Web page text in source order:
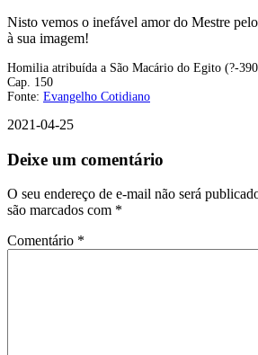
Nisto vemos o inefável amor do Mestre
à sua imagem!
Homilia atribuída a São Macário do Egito (?-
Cap. 150
Fonte: Evangelho Cotidiano
2021-04-25
Deixe um comentário
O seu endereço de e-mail não será
são marcados com *
Comentário *